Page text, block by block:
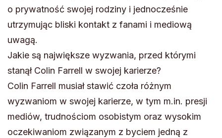
o prywatność swojej rodziny i jednocześnie
utrzymując bliski kontakt z fanami i mediową
uwagą.
Jakie są największe wyzwania, przed którymi
stanął Colin Farrell w swojej karierze?
Colin Farrell musiał stawić czoła różnym
wyzwaniom w swojej karierze, w tym m.in. presji
mediów, trudnościom osobistym oraz wysokim
oczekiwaniom związanym z byciem jedną z